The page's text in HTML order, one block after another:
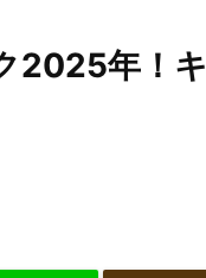
2025年！キ